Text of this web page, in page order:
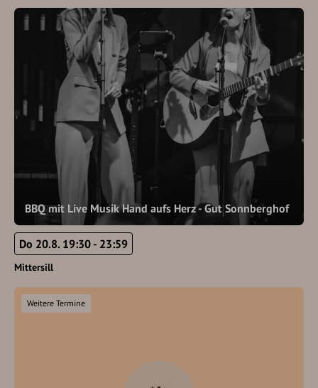
BBQ mit Live Musik Hand aufs Herz - Gut Sonnberghof
Do 20.8. 19:30 - 23:59
Mittersill
Weitere Termine